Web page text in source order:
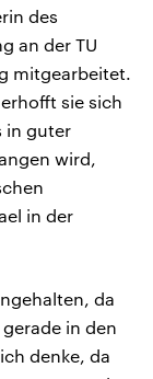
des
an der TU
mitgearbeitet.
sie sich
in guter
wird,
in der
da
in den
denke, da